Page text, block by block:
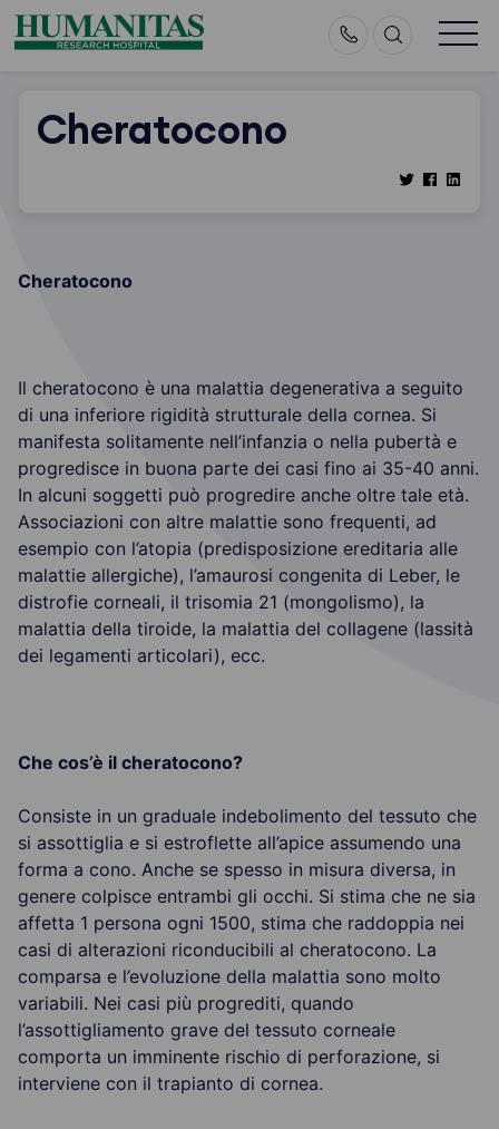
Skip
to
Cheratocono
Cheratocono
Il cheratocono è una malattia degenerativa a seguito
di una inferiore rigidità strutturale della cornea. Si
manifesta solitamente nell’infanzia o nella pubertà e
progredisce in buona parte dei casi fino ai 35-40 anni.
In alcuni soggetti può progredire anche oltre tale età.
Associazioni con altre malattie sono frequenti, ad
esempio con l’atopia (predisposizione ereditaria alle
malattie allergiche), l’amaurosi congenita di Leber, le
distrofie corneali, il trisomia 21 (mongolismo), la
malattia della tiroide, la malattia del collagene (lassità
dei legamenti articolari), ecc.
Che cos’è il cheratocono?
Consiste in un graduale indebolimento del tessuto che
si assottiglia e si estroflette all’apice assumendo una
forma a cono. Anche se spesso in misura diversa, in
genere colpisce entrambi gli occhi. Si stima che ne sia
affetta 1 persona ogni 1500, stima che raddoppia nei
casi di alterazioni riconducibili al cheratocono. La
comparsa e l’evoluzione della malattia sono molto
variabili. Nei casi più progrediti, quando
l’assottigliamento grave del tessuto corneale
comporta un imminente rischio di perforazione, si
interviene con il trapianto di cornea.